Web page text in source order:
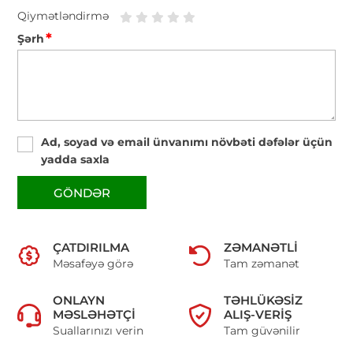
Qiymətləndirmə
Şərh*
Ad, soyad və email ünvanımı növbəti dəfələr üçün
yadda saxla
GÖNDƏR
ÇATDIRILMA
Məsafəyə görə
ZƏMANƏTLI
Tam zəmanət
ONLAYN
MƏSLƏHƏTÇI
Suallarınızı verin
TƏHLÜKƏSIZ
ALIŞ-VERIŞ
Tam güvənilir